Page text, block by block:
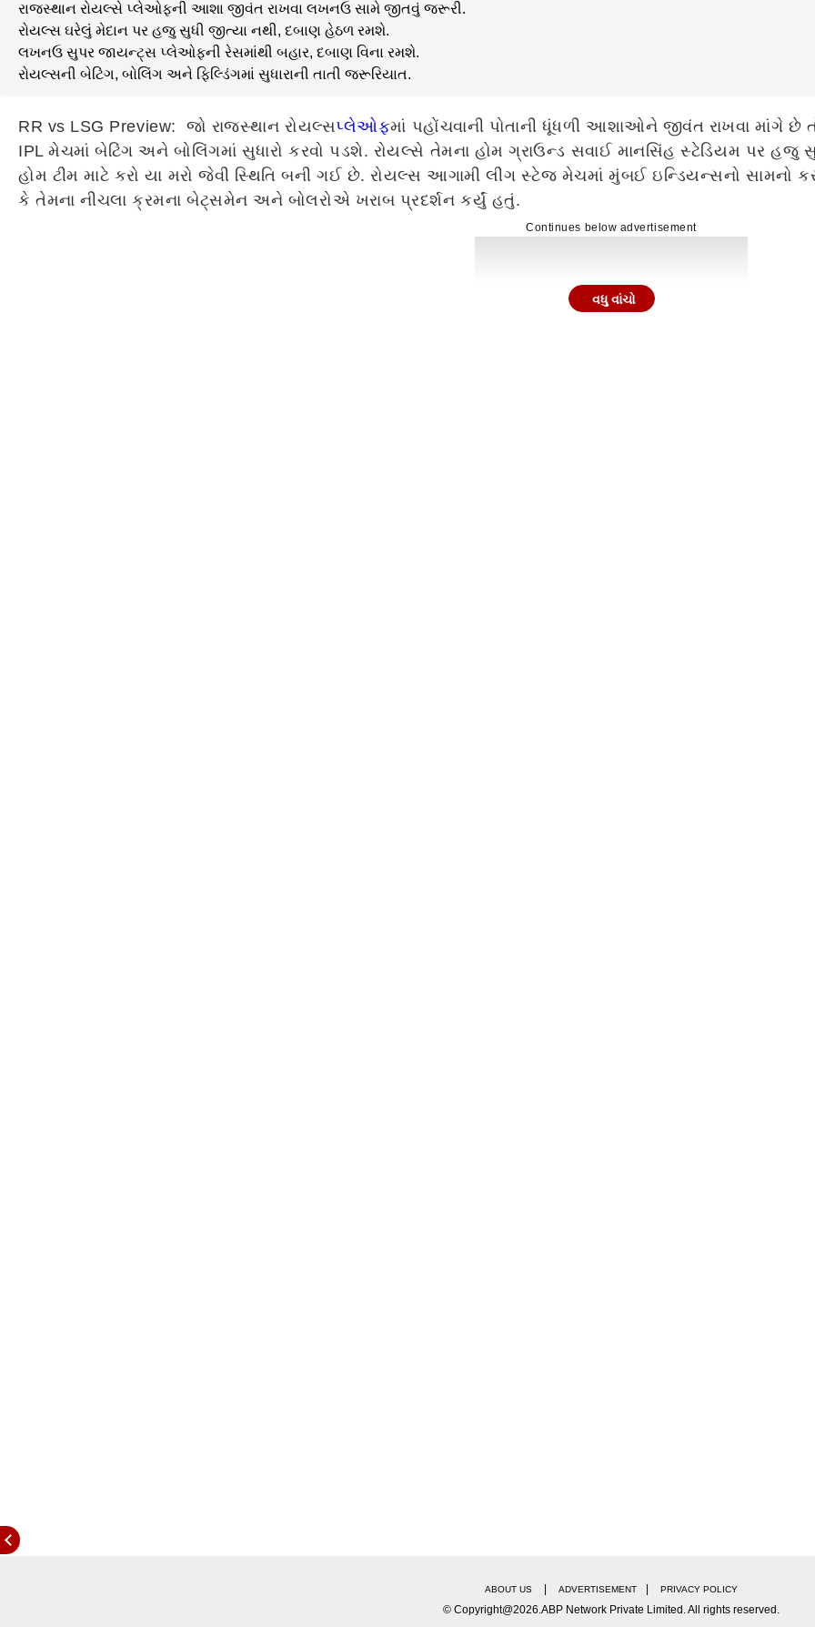
રાજસ્થાન રોયલ્સે પ્લેઓફની આશા જીવંત રાખવા લખનઉ સામે જીતવું જરૂરી.
રોયલ્સ ઘરેલું મેદાન પર હજુ સુધી જીત્યા નથી, દબાણ હેઠળ રમશે.
લખનઉ સુપર જાયન્ટ્સ પ્લેઓફની રેસમાંથી બહાર, દબાણ વિના રમશે.
રોયલ્સની બેટિંગ, બોલિંગ અને ફિલ્ડિંગમાં સુધારાની તાતી જરૂરિયાત.
RR vs LSG Preview: જો રાજસ્થાન રોયલ્સપ્લેઓફમાં પહોંચવાની પોતાની ધૂંધળી આશાઓને જીવંત રાખવા
IPL મેચમાં બેટિંગ અને બોલિંગમાં સુધારો કરવો પડશે. રોયલ્સે તેમના હોમ ગ્રાઉન્ડ સવાઈ માનસિંહ સ્ટેડિયમ પર
હોમ ટીમ માટે કરો યા મરો જેવી સ્થિતિ બની ગઈ છે. રોયલ્સ આગામી લીગ સ્ટેજ મેચમાં મુંબઈ ઇન્ડિયન્સનો સામનો
કે તેમના નીચલા ક્રમના બેટ્સમેન અને બોલરોએ ખરાબ પ્રદર્શન કર્યું હતું.
Continues below advertisement
વધુ વાંચો
ABOUT US ADVERTISEMENT PRIVACY POLICY
© Copyright@2026.ABP Network Private Limited. All rights reserved.